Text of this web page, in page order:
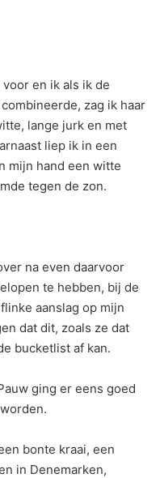
en ik als ik de
zag ik haar
lange jurk en met
liep ik in een
mijn hand een witte
tegen de zon.
na even daarvoor
te hebben, bij de
aanslag op mijn
dat dit, zoals ze dat
bucketlist af kan.
ging er eens goed
bonte kraai, een
in Denemarken,